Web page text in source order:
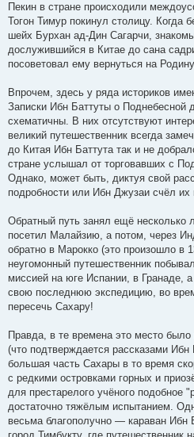
Пекин в стране происходили
Тогон Тимур покинул столицу. Когда
шейх Бурхан ад-Дин Сагарчи,
дослужившийся в Китае до сана
посоветовал ему вернуться на
Впрочем, здесь у ряда историков
Записки Ибн Баттуты о Поднебесной
схематичны. В них отсутствуют
великий путешественник всегда
до Китая Ибн Баттута так и не
стране услышал от торговавших с
Однако, может быть, диктуя свой
подробности или Ибн Джузаи счёл
Обратный путь занял ещё несколько
посетил Малайзию, а потом, через
обратно в Марокко (это произошло в
неугомонный путешественник
миссией на юге Испании, в Гранаде,
свою последнюю экспедицию, во
пересечь Сахару!
Правда, в те времена это место
(что подтверждается рассказами
большая часть Сахары в то время
с редкими островками горных и
для престарелого учёного подобное
достаточно тяжёлым испытанием.
весьма благополучно — караван Ибн